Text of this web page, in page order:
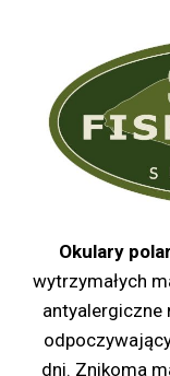
Okulary
wytrzymałych
antyalergiczne
dni. Znikoma